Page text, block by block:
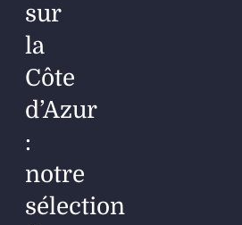
sur
la
Côte
d’Azur
:
notre
sélection